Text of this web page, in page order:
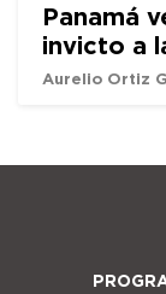
Panamá
invicto a
Aurelio Ortiz